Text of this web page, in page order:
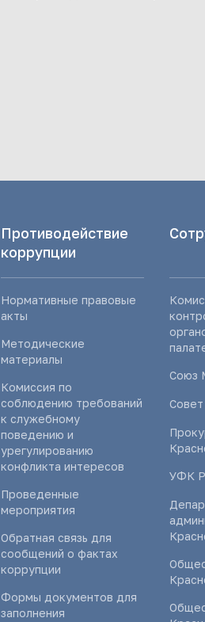
Противодействие
коррупции
Нормативные правовые
акты
Методические
материалы
Комиссия по
соблюдению требований
к служебному
поведению и
урегулированию
конфликта интересов
Проведенные
мероприятия
Обратная связь для
сообщений о фактах
коррупции
Формы документов для
заполнения
Союз
УФК